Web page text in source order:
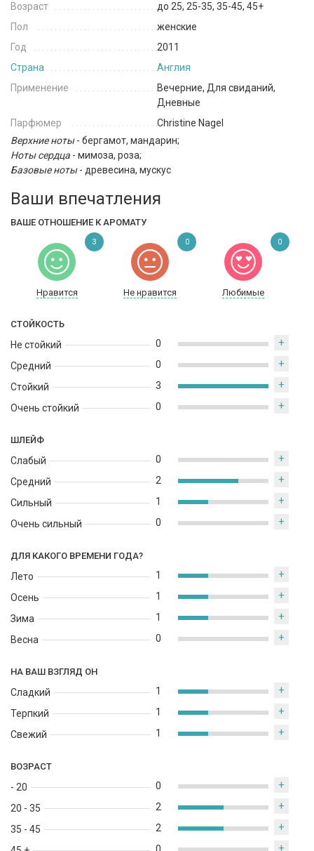
Возраст
до 25, 25-35, 35-45, 45+
Пол
женские
Год
2011
Страна
Англия
Применение
Вечерние, Для свиданий,
Дневные
Парфюмер
Christine Nagel
Верхние ноты- бергамот, мандарин;
Ноты сердца - мимоза, роза;
Базовые ноты- древесина, мускус
Ваши впечатления
ВАШЕ ОТНОШЕНИЕ К АРОМАТУ
Нравится Не нравится Любимые
3 0 0
СТОЙКОСТЬ
Не стойкий
Средний
Стойкий
Очень стойкий
0 +
0 +
3 +
0 +
ШЛЕЙФ
Слабый
Средний
Сильный
Очень сильный
0 +
2 +
1 +
0 +
ДЛЯ КАКОГО ВРЕМЕНИ ГОДА?
Лето
Осень
Зима
Весна
1 +
1 +
1 +
0 +
НА ВАШ ВЗГЛЯД ОН
Сладкий
Терпкий
Свежий
1 +
1 +
1 +
ВОЗРАСТ
- 20
20 - 35
35 - 45
0 +
2 +
2 +
+